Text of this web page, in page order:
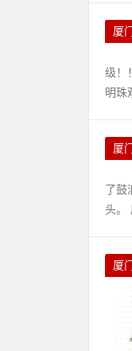
厦
级！
明珠
厦
了鼓
头。
厦